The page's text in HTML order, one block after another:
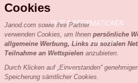
Cookies
Janod.com sowie ihre Partner
verwenden Cookies, um Ihnen
allgemeine Werbung, Links zu
Teilnahme an Wettspielenanzubieten.
Durch Klicken auf „Einverstanden“
Speicherung sämtlicher Cookies.
HILFE & INFORMATIONEN
Verkaufsbedingungen
FAQ
Kontakt